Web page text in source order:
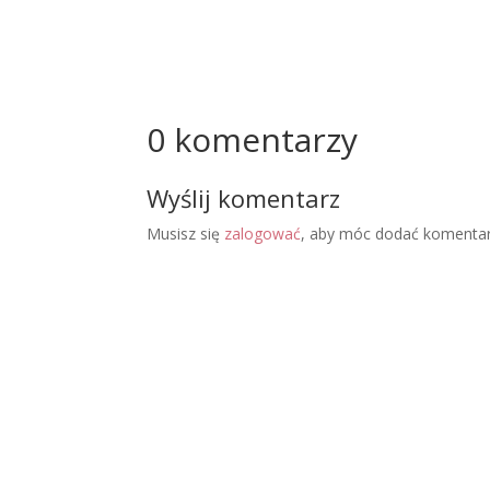
0 komentarzy
Wyślij komentarz
Musisz się zalogować, aby móc dodać